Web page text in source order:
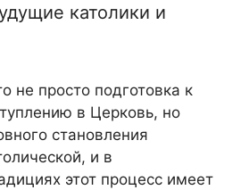
католики и
не просто подготовка к
в Церковь, но
становления
и в
этот процесс имеет